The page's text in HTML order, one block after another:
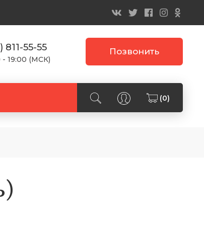
811-55-55
19:00 (МСК)
Позвонить
(0)